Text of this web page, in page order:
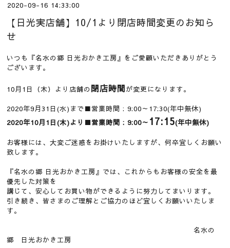
2020-09-16 14:33:00
【日光実店舗】10/1より閉店時間変更のお知ら
せ
いつも『名水の郷 日光おかき工房』をご愛顧いただきありがとう
ございます。
10月1日（木）より店舗の 閉店時間が変更になります。
2020年9月31日(水)まで■営業時間 : 9:00～17:30(年中無休)
2020年10月1日(木)より■営業時間 : 9:00～ 17:15(年中無休)
お客様には、大変ご迷惑をお掛けいたしますが、何卒宜しくお願い
致します。
『名水の郷 日光おかき工房』では、これからもお客様の安全を最
優先した対策を
講じて、安心してお買い物ができるように努力してまいります。
引き続き、皆さまのご理解とご協力のほど宜しくお願いいたしま
す。
名水の
郷 日光おかき工房